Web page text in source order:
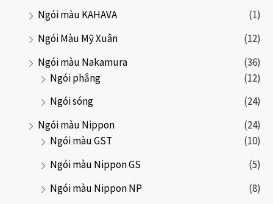
Ngói màu KAHAVA
(1)
Ngói Màu Mỹ Xuân
(12)
Ngói màu Nakamura
(36)
Ngói phẳng
(12)
Ngói sóng
(24)
Ngói màu Nippon
(24)
Ngói màu GST
(10)
Ngói màu Nippon GS
(5)
Ngói màu Nippon NP
(8)